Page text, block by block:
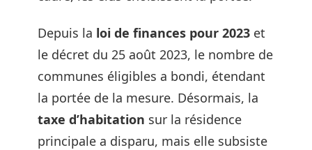
Depuis la loi de finances pour 2023 et
le décret du 25 août 2023, le nombre de
communes éligibles a bondi, étendant
la portée de la mesure. Désormais, la
taxe d’habitation sur la résidence
principale a disparu, mais elle subsiste